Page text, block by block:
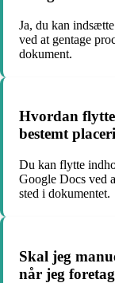
Ja, du kan
ved at gentage
dokument.
Hvordan
bestemt
Du kan flytte
Google Docs ved
sted i dokumentet.
Skal jeg
når jeg